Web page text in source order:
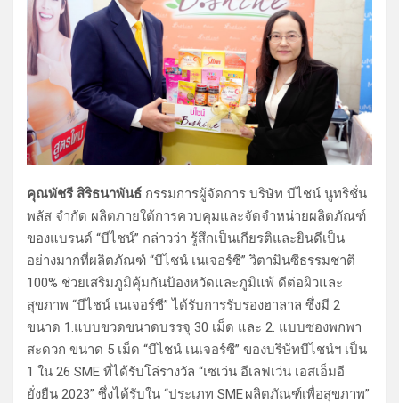
คุณพัชรี สิริธนาพันธ์ กรรมการผู้จัดการ บริษัท บีไชน์ นูทริชั่น
พลัส จำกัด ผลิตภายใต้การควบคุมและจัดจำหน่ายผลิตภัณฑ์
ของแบรนด์ “บีไชน์” กล่าวว่า รู้สึกเป็นเกียรติและยินดีเป็น
อย่างมากที่ผลิตภัณฑ์ “บีไชน์ เนเจอร์ซี” วิตามินซีธรรมชาติ
100% ช่วยเสริมภูมิคุ้มกันป้องหวัดและภูมิแพ้ ดีต่อผิวและ
สุขภาพ “บีไชน์ เนเจอร์ซี” ได้รับการรับรองฮาลาล ซึ่งมี 2
ขนาด 1.แบบขวดขนาดบรรจุ 30 เม็ด และ 2. แบบซองพกพา
สะดวก ขนาด 5 เม็ด “บีไชน์ เนเจอร์ซี” ของบริษัทบีไชน์ฯ เป็น
1 ใน 26 SME ที่ได้รับโล่รางวัล “เซเว่น อีเลฟเว่น เอสเอ็มอี
ยั่งยืน 2023” ซึ่งได้รับใน “ประเภท SME ผลิตภัณฑ์เพื่อสุขภาพ”